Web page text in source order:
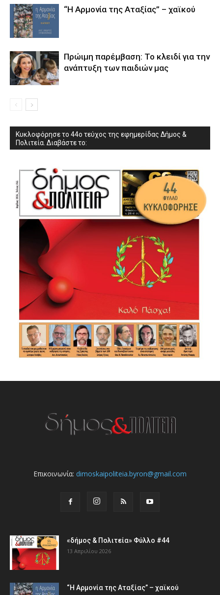
“Η Αρμονία της Αταξίας” – χαϊκού
Πρώιμη παρέμβαση: Το κλειδί για την
ανάπτυξη των παιδιών µας
Κυκλοφόρησε το 44ο τεύχος της εφημερίδας Δήμος &
Πολιτεία. Διαβάστε το:
Επικοινωνία: dimoskaipoliteia.byron@gmail.com
«δήμος & Πολιτεία» Φύλλο #44
13 Απριλίου 2026
“Η Αρμονία της Αταξίας” – χαϊκού